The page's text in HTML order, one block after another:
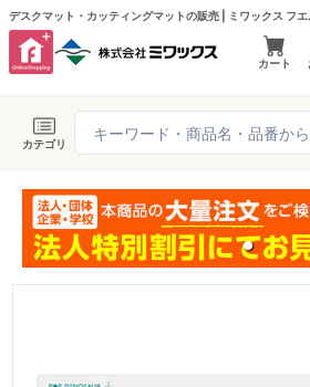
デスクマット・カッティングマットの販売 | ミワックス フ
カート
カテゴリ